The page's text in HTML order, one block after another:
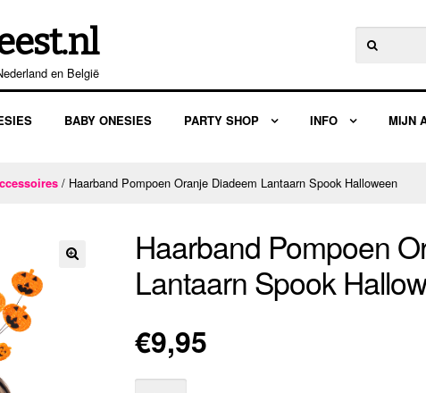
en België
naar:
BABY ONESIES PARTY SHOP INFO MIJN
/ Haarband Pompoen Oranje Diadeem Lantaarn Spook Halloween
Haarband Pompoen
Lantaarn Spook
€9,95